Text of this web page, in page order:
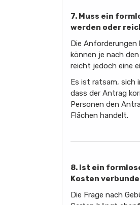
7. Muss ein
werden oder
Die
können je nach
reicht jedoch eine
Es ist ratsam, sich
dass der Antrag
Personen den
Flächen handelt.
8. Ist ein
Kosten
Die Frage nach